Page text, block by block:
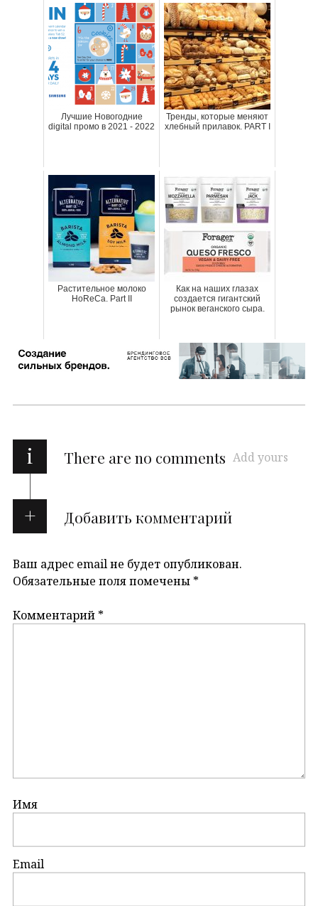
Лучшие Новогодние
digital промо в 2021 - 2022
Тренды, которые меняют
хлебный прилавок. PART I
Растительное молоко
HoReCa. Part II
Как на наших глазах
создается гигантский
рынок веганского сыра.
i There are no comments Add yours
Добавить комментарий
Ваш адрес email не будет опубликован.
Обязательные поля помечены *
Комментарий *
Имя
Email